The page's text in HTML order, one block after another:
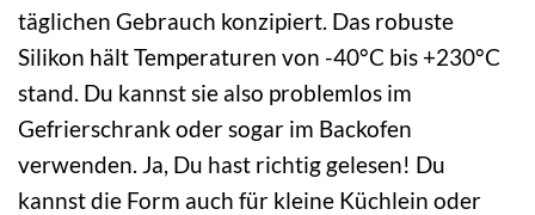
täglichen Gebrauch konzipiert. Das robuste
Silikon hält Temperaturen von -40°C bis +230°C
stand. Du kannst sie also problemlos im
Gefrierschrank oder sogar im Backofen
verwenden. Ja, Du hast richtig gelesen! Du
kannst die Form auch für kleine Küchlein oder